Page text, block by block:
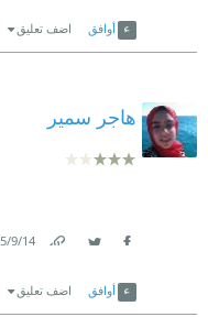
أوافق اضف تعليق
هاجر سمير
14‏/9‏/2025
أوافق اضف تعليق